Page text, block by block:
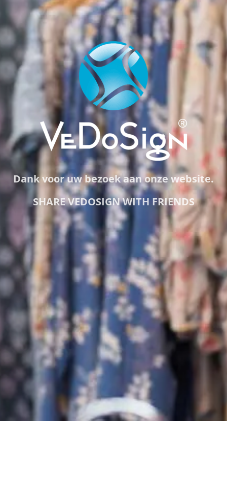
Dank voor uw bezoek aan onze website.
SHARE VEDOSIGN WITH FRIENDS